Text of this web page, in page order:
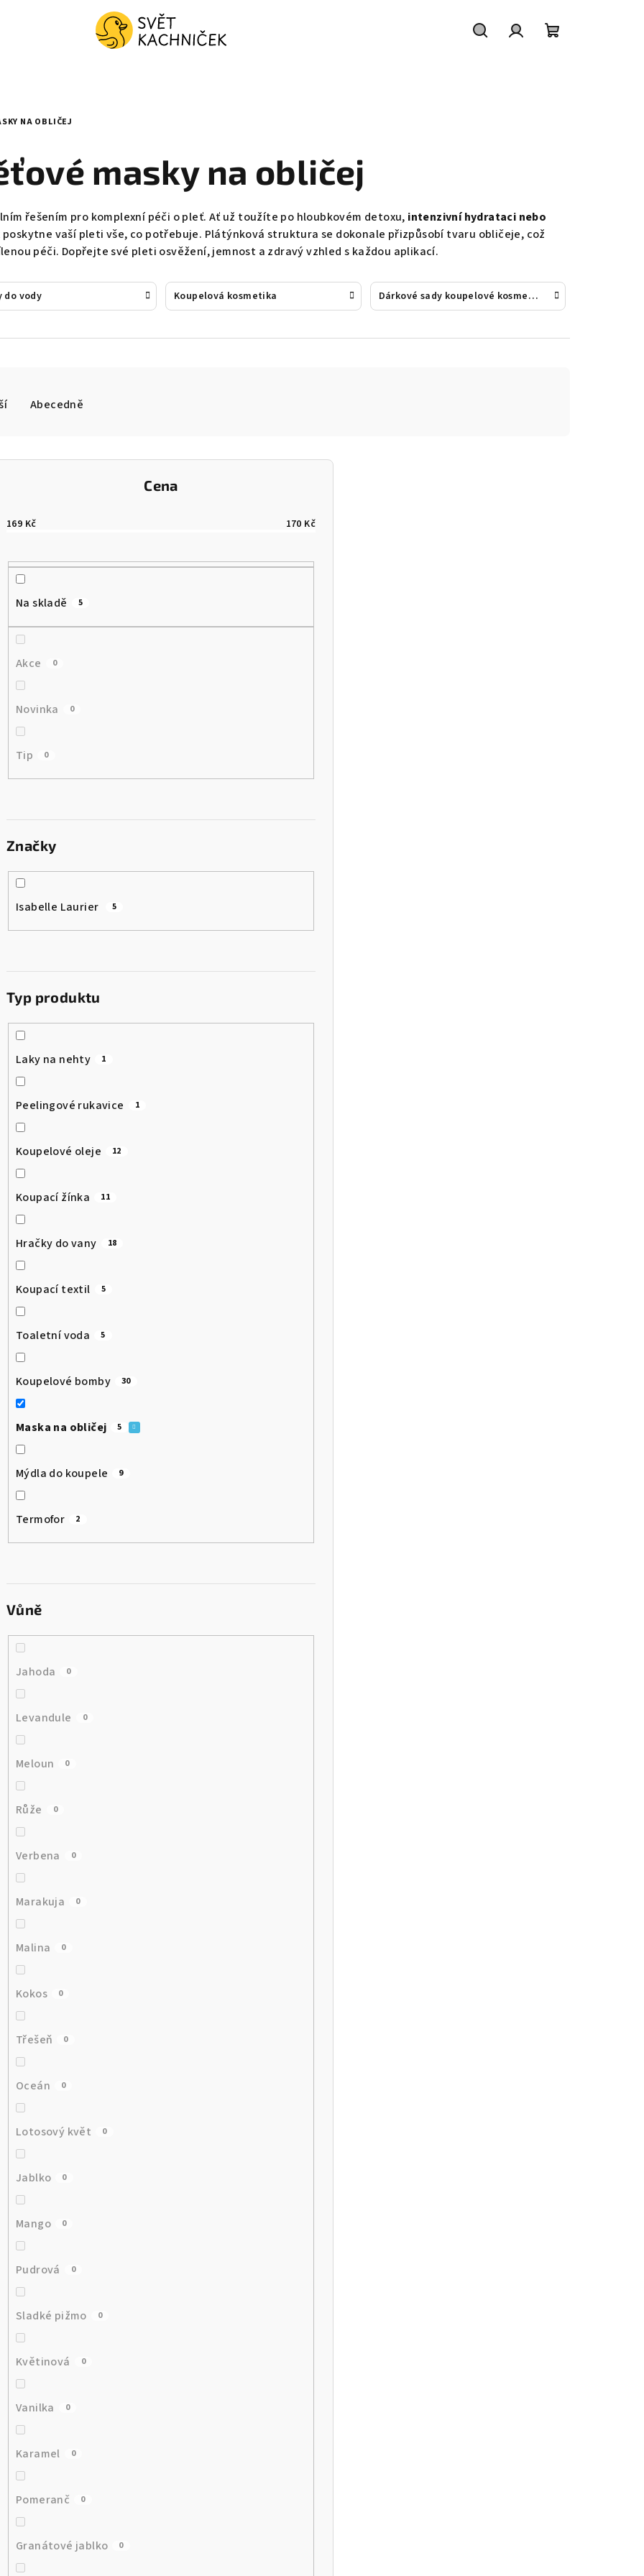
NA OBLIČEJ
masky na obličej
řešením pro komplexní péči o pleť. Ať už toužíte po hloubkovém detoxu, intenzivní hydrataci nebo
vaší pleti vše, co potřebuje. Plátýnková struktura se dokonale přizpůsobí tvaru obličeje, což
péči. Dopřejte své pleti osvěžení, jemnost a zdravý vzhled s každou aplikací.
do vody Koupelová kosmetika Dárkové sady koupelové kosmetiky
Abecedně
Cena
169 Kč 170 Kč
Na skladě 5
Akce 0
Novinka 0
Tip 0
Značky
Isabelle Laurier 5
Typ produktu
Laky na nehty 1
Peelingové rukavice 1
Koupelové oleje 12
Koupací žínka 11
Hračky do vany 18
Koupací textil 5
Toaletní voda 5
Koupelové bomby 30
Maska na obličej 5
Mýdla do koupele 9
Termofor 2
Vůně
Jahoda 0
Levandule 0
Meloun 0
Růže 0
Verbena 0
Marakuja 0
Malina 0
Kokos 0
Třešeň 0
Oceán 0
Lotosový květ 0
Jablko 0
Mango 0
Pudrová 0
Sladké pižmo 0
Květinová 0
Vanilka 0
Karamel 0
Pomeranč 0
Granátové jablko 0